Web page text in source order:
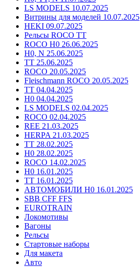
LS MODELS 10.07.2025
Витрины для моделей 10.07.2025
HEKI 09.07.2025
Рельсы ROCO TT
ROCO H0 26.06.2025
H0, N 25.06.2025
TT 25.06.2025
ROCO 20.05.2025
Fleischmann ROCO 20.05.2025
TT 04.04.2025
H0 04.04.2025
LS MODELS 02.04.2025
ROCO 02.04.2025
REE 21.03.2025
HERPA 21.03.2025
TT 28.02.2025
H0 28.02.2025
ROCO 14.02.2025
H0 16.01.2025
TT 16.01.2025
АВТОМОБИЛИ H0 16.01.2025
SBB CFF FFS
EUROTRAIN
Локомотивы
Вагоны
Рельсы
Стартовые наборы
Для макета
Авто